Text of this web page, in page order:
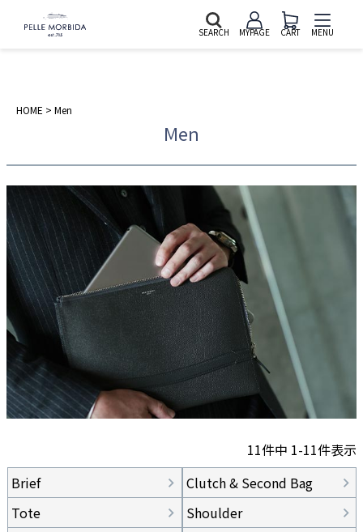
SEARCH MYPAGE CART MENU
HOME Men
Men
11件中 1-11件表示
Brief
Clutch & Second Bag
Tote
Shoulder